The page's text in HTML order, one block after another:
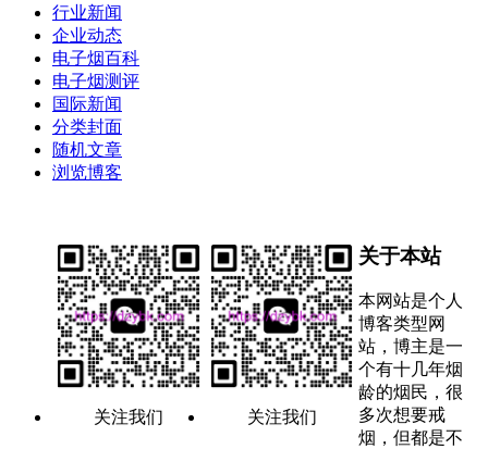
行业新闻
企业动态
电子烟百科
电子烟测评
国际新闻
分类封面
随机文章
浏览博客
关注我们 关注我们
关于本站
本网站是个人
博客类型网
站，博主是一
个有十几年烟
龄的烟民，很
多次想要戒
烟，但都是不